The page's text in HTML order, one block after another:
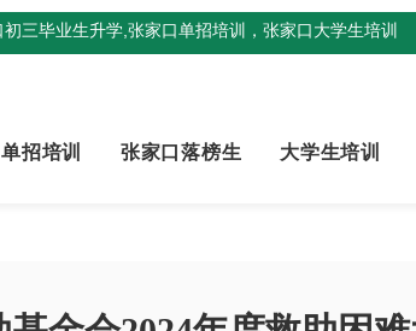
三毕业生升学,张家口单招培训，张家口大学生培训
招培训 张家口落榜生 大学生培训